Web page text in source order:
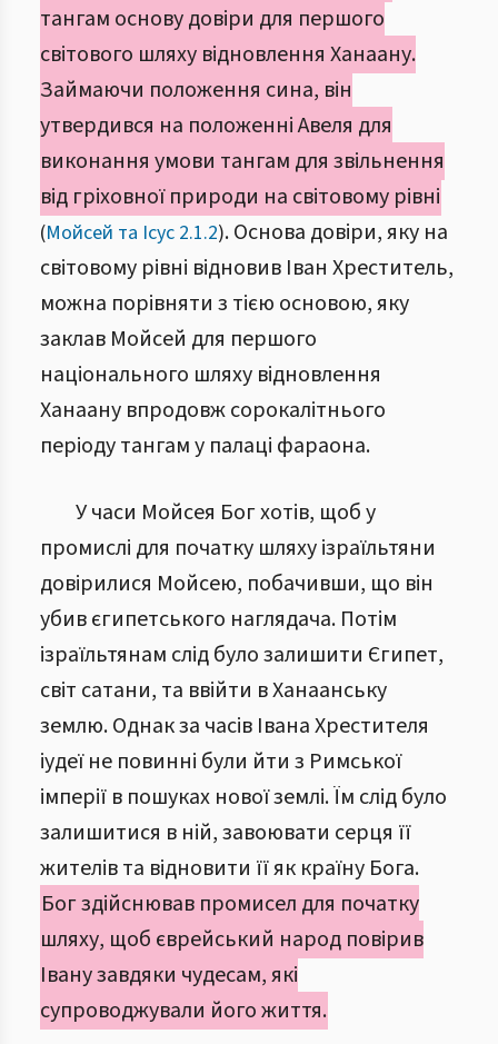
тангам основу довіри для першого
світового шляху відновлення Ханаану.
Займаючи положення сина, він
утвердився на положенні Авеля для
виконання умови тангам для звільнення
від гріховної природи на світовому рівні
(Мойсей та Ісус 2.1.2). Основа довіри, яку на
світовому рівні відновив Іван Хреститель,
можна порівняти з тією основою, яку
заклав Мойсей для першого
національного шляху відновлення
Ханаану впродовж сорокалітнього
періоду тангам у палаці фараона.
У часи Мойсея Бог хотів, щоб у
промислі для початку шляху ізраїльтяни
довірилися Мойсею, побачивши, що він
убив єгипетського наглядача. Потім
ізраїльтянам слід було залишити Єгипет,
світ сатани, та ввійти в Ханаанську
землю. Однак за часів Івана Хрестителя
іудеї не повинні були йти з Римської
імперії в пошуках нової землі. Їм слід було
залишитися в ній, завоювати серця її
жителів та відновити її як країну Бога.
Бог здійснював промисел для початку
шляху, щоб єврейський народ повірив
Івану завдяки чудесам, які
супроводжували його життя.